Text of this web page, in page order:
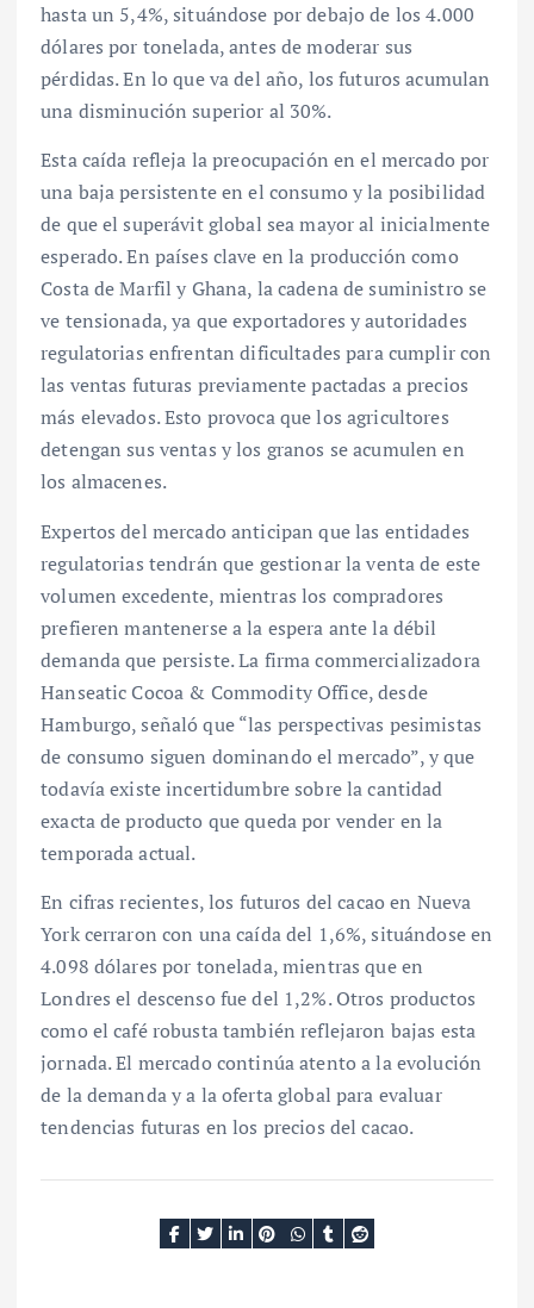
hasta un 5,4%, situándose por debajo de los 4.000
dólares por tonelada, antes de moderar sus
pérdidas. En lo que va del año, los futuros acumulan
una disminución superior al 30%.
Esta caída refleja la preocupación en el mercado por
una baja persistente en el consumo y la posibilidad
de que el superávit global sea mayor al inicialmente
esperado. En países clave en la producción como
Costa de Marfil y Ghana, la cadena de suministro se
ve tensionada, ya que exportadores y autoridades
regulatorias enfrentan dificultades para cumplir con
las ventas futuras previamente pactadas a precios
más elevados. Esto provoca que los agricultores
detengan sus ventas y los granos se acumulen en
los almacenes.
Expertos del mercado anticipan que las entidades
regulatorias tendrán que gestionar la venta de este
volumen excedente, mientras los compradores
prefieren mantenerse a la espera ante la débil
demanda que persiste. La firma commercializadora
Hanseatic Cocoa & Commodity Office, desde
Hamburgo, señaló que “las perspectivas pesimistas
de consumo siguen dominando el mercado”, y que
todavía existe incertidumbre sobre la cantidad
exacta de producto que queda por vender en la
temporada actual.
En cifras recientes, los futuros del cacao en Nueva
York cerraron con una caída del 1,6%, situándose en
4.098 dólares por tonelada, mientras que en
Londres el descenso fue del 1,2%. Otros productos
como el café robusta también reflejaron bajas esta
jornada. El mercado continúa atento a la evolución
de la demanda y a la oferta global para evaluar
tendencias futuras en los precios del cacao.